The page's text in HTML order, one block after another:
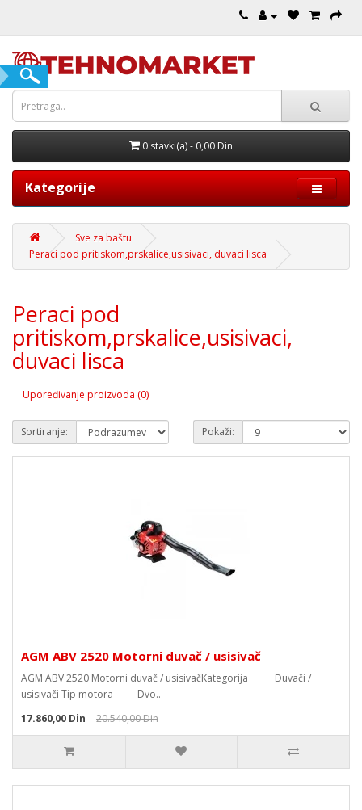
0 stavki(a) - 0,00 Din
Kategorije
Sve za baštu
Peraci pod pritiskom,prskalice,usisivaci, duvaci lisca
Peraci pod
pritiskom,prskalice,usisivaci,
duvaci lisca
Upoređivanje proizvoda (0)
Sortiranje: Pokaži:
AGM ABV 2520 Motorni duvač / usisivač
AGM ABV 2520 Motorni duvač / usisivačKategorija Duvači /
usisivači Tip motora Dvo..
17.860,00 Din
20.540,00 Din